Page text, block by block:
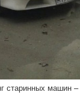
старинных машин